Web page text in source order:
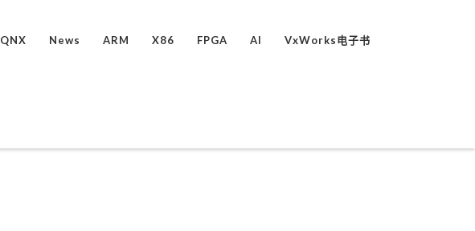
QNX News ARM X86 FPGA AI VxWorks电子书